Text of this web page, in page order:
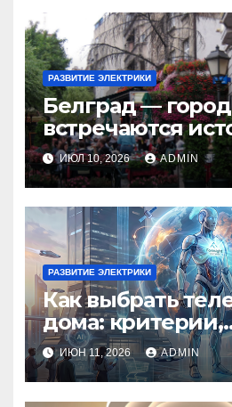
РАЗВИТИЕ ЭЛЕКТРИКИ
Белград —
встречаются
современность
ИЮЛ 10, 2026 ADMIN
РАЗВИТИЕ ЭЛЕКТРИКИ
Как выбрать
дома: критерии,
технологии и
ИЮН 11, 2026 ADMIN